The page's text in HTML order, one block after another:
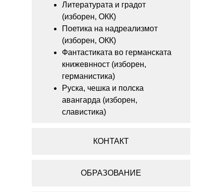
КОНТАКТ
ОБРАЗОВАНИЕ
Литературата и градот
(изборен, ОКК)
Поетика на надреализмот
(изборен, ОКК)
Фантастиката во германската
книжевнност (изборен,
германистика)
Руска, чешка и полска
авангарда (изборен,
славистика)